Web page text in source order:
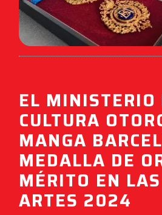
EL MINISTERIO
CULTURA
MANGA
MEDALLA DE
MÉRITO EN
ARTES 2024